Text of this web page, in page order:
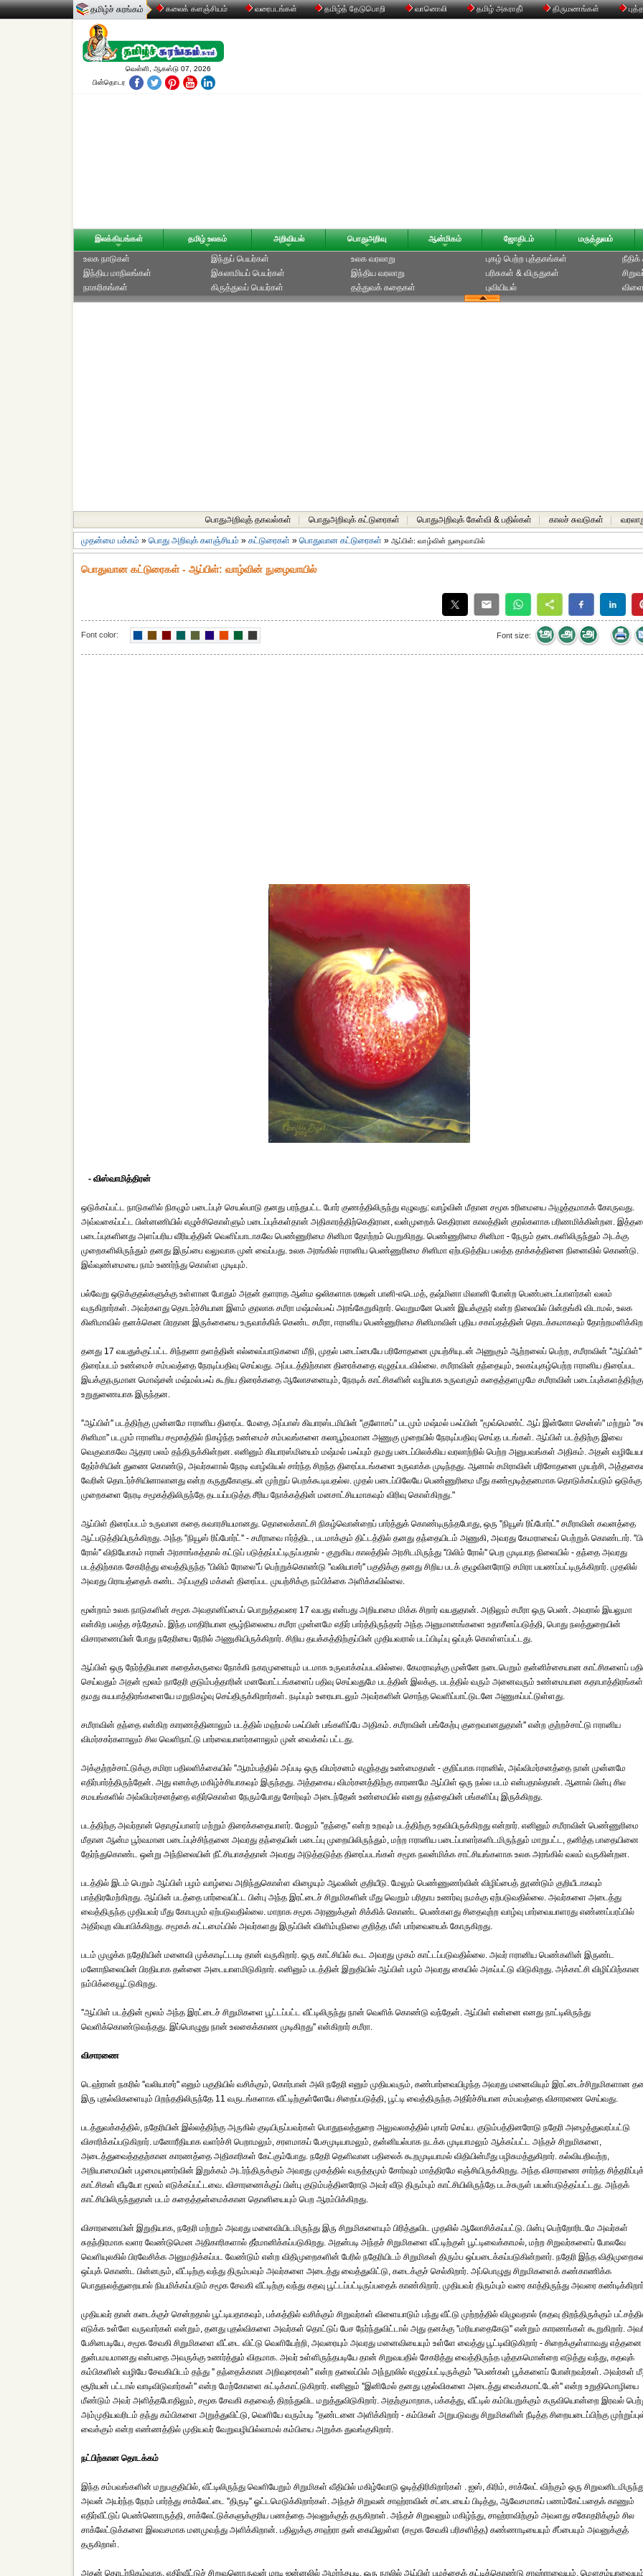
தமிழ்ச் சுரங்கம் கலைக் களஞ்சியம் வரைபடங்கள் தமிழ்த் தேடுபொறி வானொலி தமிழ் அகராதி் திருமணங்கள்
வெள்ளி, ஆகஸ்டு 07, 2026
பின்தொடர
இலக்கியங்கள் தமிழ் உலகம் அறிவியல் பொதுஅறிவு ஆன்மிகம் ஜோதிடம் மருத்துவம்
உலக நாடுகள்
இந்திய மாநிலங்கள்
நாகரிகங்கள்
இந்துப் பெயர்கள்
இசுலாமியப் பெயர்கள்
கிருத்துவப் பெயர்கள்
உலக வரலாறு
இந்திய வரலாறு
தத்துவக் கதைகள்
புகழ் பெற்ற புத்தகங்கள்
பரிசுகள் & விருதுகள்
புவியியல்
பொதுஅறிவுத் தகவல்கள் பொதுஅறிவுக் கட்டுரைகள் பொதுஅறிவுக் கேள்வி & பதில்கள் காலச் சுவடுகள்
முதன்மை பக்கம் » பொது அறிவுக் களஞ்சியம் » கட்டுரைகள் » பொதுவான கட்டுரைகள் » ஆப்பிள்: வாழ்வின் நுழைவாயில்
பொதுவான கட்டுரைகள் - ஆப்பிள்: வாழ்வின் நுழைவாயில்
Font color: Font size:
- விஸ்வாமித்திரன்
ஒடுக்கப்பட்ட நாடுகளில் நிகழும் படைப்புச் செயல்பாடு தனது பரந்துபட்ட போர் குணத்திலிருந்து எழுவது: வாழ்வின் மீதான சமூக உரிமையை அழுத்தமாகக் கோருவது.
அவ்வகைப்பட்ட பின்னணியில் எழுச்சிகொள்ளும் படைப்புக்கள்தான் அதிகாரத்திற்கெதிரான, வன்முறைக் கெதிரான காலத்தின் குரல்களாக பரிணமிக்கின்றன.
படைப்புகளினது அளப்பரிய வீரியத்தின் வெளிப்பாடாகவே பெண்ணுரிமை சினிமா தோற்றம் பெறுகிறது. பெண்ணுரிமை சினிமா - நேரும் தடைகளிலிருந்தும் அடக்கு
முறைகளிலிருந்தும் தனது இருப்பை வலுவாக முன் வைப்பது. உலக அரங்கில் ஈரானிய பெண்ணுரிமை சினிமா ஏற்படுத்திய பலத்த தாக்கத்தினை நினைவில் கொண்டு.
இவ்வுண்மையை நாம் உணர்ந்து கொள்ள முடியும்.
பல்வேறு ஒடுக்குதல்களுக்கு உள்ளான போதும் அதன் தளராத ஆன்ம ஒலிகளாக ரக்ஷன் பானி-எடெமத், தஷ்மினா மிலானி போன்ற பெண்படைப்பாளர்கள் வலம்
வருகிறார்கள். அவர்களது தொடர்ச்சியான இளம் குரலாக சமீரா மஷ்மல்பஃப் அரங்கேறுகிறார். வெறுமனே பெண் இயக்குநர் என்ற நிலையில் பின்தங்கி விடாமல், உலக
கினிமாவில் தனக்கென பிரதான இருக்கையை உருவாக்கிக் கெண்ட சமீரா, ஈரானிய பெண்ணுரிமை சினிமாவின் புதிய சகாப்தத்தின் தொடக்கமாகவும்
தனது 17 வயதுக்குட்பட்ட சிந்தனா தளத்தின் எல்லைப்பாடுகளை மீறி, முதல் படைப்பையே பரிசோதனை முயற்சியுடன் அணுகும் ஆற்றலைப் பெற்ற, சமீராவின் ''ஆப்பிள்''
திரைப்படம் உண்மைச் சம்பவத்தை நேரடிப்பதிவு செய்வது. அப்படத்திற்கான திரைக்கதை எழுதப்படவில்லை. சமீராவின் தந்தையும், உலகப்புகழ்பெற்ற ஈரானிய திரைப்பட
இயக்குநருமான மொஷ்சன் மஷ்மல்பஃப் கூறிய திரைக்கதை ஆலோசனையும், நேரடிக் காட்சிகளின் வழியாக உருவாகும் கதைத்தளமுமே சமீராவின் படைப்புக்களத்திற்கு
உறுதுணையாக இருந்தன.
''ஆப்பிள்'' படத்திற்கு முன்னமே ஈரானிய திரைப்ட மேதை அப்பாஸ் கியாரஸ்டமியின் ''குளோசப்'' படமும் மஷ்மல் பஃப்பின் ''மூவ்மெண்ட் ஆப் இன்னோ சென்ஸ்" மற்றும்
சினிமா'' படமும் ஈரானிய சமூகத்தில் நிகழ்ந்த உண்மைச் சம்பவங்களை கலாபூர்வமான அணுகு முறையில் நேரடிப்பதிவு செய்த படங்கள். ஆப்பிள் படத்திற்கு இவை
வெகுவாகவே ஆதார பலம் தந்திருக்கின்றன. எனினும் கியாரஸ்மியைம் மஷ்மல் பஃப்பும் தமது படைப்பிலக்கிய வரலாற்றில் பெற்ற அனுபவங்கள் அதிகம். அதன்
தேர்ச்சியின் துணை கொண்டு, அவர்களால் நேரடி வாழ்வியல் சார்ந்த சிறந்த திரைப்படங்களை உருவாக்க முடிந்தது. ஆனால் சமிராவின் பரிசோதனை முயற்சி,
வேரின் தொடர்ச்சியினாலானது என்ற கருதுகோளுடன் முற்றுப் பெறக்கூடியதல்ல. முதல் படைப்பிலேயே பெண்ணுரிமை மீது கண்மூடித்தனமாக தொடுக்கப்படும் ஒடுக்கு
முறைகளை நேரடி சமூகத்திலிருந்தே தடயப்படுத்த சீரிய நோக்கத்தின் மனசாட்சியமாகவும் விரிவு கொள்கிறது."
ஆப்பிள் திரைப்படம் உருவான கதை சுவாரசியமானது. தொலைக்காட்சி நிகழ்வொன்றைப் பார்த்துக் கொண்டிருந்தபோது, ஒரு ''நியூஸ் ரிப்போர்ட்'' சமீராவின் கவனத்தை
ஆட்படுத்தியிருக்கிறது. அந்த ''நியூஸ் ரிப்போர்ட்'' - சமீராவை ஈர்த்திட, படமாக்கும் திட்டத்தில் தனது தந்தையிடம் அணுகி, அவரது கேமராவைப் பெற்றுக் கொண்டார்.
ரோல்'' விநியோகம் ஈரான் அரசாங்கத்தால் கட்டுப் படுத்தப்பட்டிருப்பதால் - குறுகிய காலத்தில் அரசிடமிருந்து ''பிலிம் ரோல்'' பெற முடியாத நிலையில் - தந்தை அவரது
படத்திற்காக சேகரித்து வைத்திருந்த ''பிலிம் ரோலை''ப் பெற்றுக்கொண்டு ''வலியாசர்'' பகுதிக்கு தனது சிறிய படக் குழுவினரோடு சமிரா பயணப்பட்டிருக்கிறார். முதலில்
அவரது பிராயத்தைக் கண்ட அப்பகுதி மக்கள் திரைப்பட முயற்சிக்கு நம்பிக்கை அளிக்கவில்லை.
மூன்றாம் உலக நாடுகளின் சமூக அவதானிப்பைப் பொறுத்தவரை 17 வயது என்பது அறியாமை மிக்க சிறார் வயதுதான். அதிலும் சமீரா ஒரு பெண். அவரால் இயலுமா
என்கிற பலத்த சந்தேகம். இந்த மாதிரியான சூழ்நிலையை சமீரா முன்னமே எதிர் பார்த்திருந்தார் அந்த அனுமானங்களை உதாசீனப்படுத்தி, பொது நலத்துறையின்
விசாரணையின் போது நதேரியை நேரில் அணுகியிருக்கிறார். சிறிய தயக்கத்திற்குப்பின் முதியவரால் படப்பிடிப்பு ஒப்புக் கொள்ளப்பட்டது.
ஆப்பிள் ஒரு நேர்த்தியான கதைக்கருவை நோக்கி நகரமுனையும் படமாக உருவாக்கப்படவில்லை. கேமராவுக்கு முன்னே நடைபெறும் தன்னிச்சையான காட்சிகளைப்
செய்வதும் அதன் மூலம் நாதேரி குடும்பத்தாரின் மனவோட்டங்களைப் பதிவு செய்வதுமே படத்தின் இலக்கு. படத்தில் வரும் அனைவரும் உண்மையான
தமது சுயபாத்திரங்களையே மறுநிகழ்வு செய்திருக்கிறார்கள். நடிப்பும் உரையாடலும் அவர்களின் சொந்த வெளிப்பாட்டுடனே அணுகப்பட்டுள்ளது.
சமீராவின் தந்தை என்கிற காரணத்தினாலும் படத்தில் மஹ்மல் பஃப்பின் பங்களிப்பே அதிகம். சமீராவின் பங்கேற்பு குறைவானதுதான்'' என்ற குற்றச்சாட்டு ஈரானிய
விமர்சகர்களாலும் சில வெளிநாட்டு பார்வையாளர்களாலும் முன் வைக்கப் பட்டது.
அக்குற்றச்சாட்டுக்கு சமிரா பதிலளிக்கையில் ''ஆரம்பத்தில் அப்படி ஒரு விமர்சனம் எழுந்தது உண்மைதான் - குறிப்பாக ஈரானில், அவ்விமர்சனத்தை நான் முன்னமே
எதிர்பார்த்திருந்தேன். அது எனக்கு மகிழ்ச்சியாகவும் இருந்தது. அத்தகைய விமர்சனத்திற்கு காரணமே ஆப்பிள் ஒரு நல்ல படம் என்பதால்தான். ஆனால் பின்பு சில
சமயங்களில் அவ்விமர்சனத்தை எதிர்கொள்ள நேரும்போது சோர்வும் அடைந்தேன் உண்மையில் எனது தந்தையின் பங்களிப்பு இருக்கிறது.
படத்திற்கு அவர்தான் தொகுப்பாளர் மற்றும் திரைக்கதையாளர். மேலும் ''தந்தை'' என்ற உறவும் படத்திற்கு உதவியிருக்கிறது என்றார். எனினும் சமீராவின் பெண்ணுரிமை
மீதான ஆன்ம பூர்வமான படைப்புச்சிந்தனை அவரது தந்தையின் படைப்பு முறையிலிருந்தும், மற்ற ஈரானிய படைப்பாளர்களிடமிருந்தும் மாறுபட்ட, தனித்த பாதையினை
தேர்ந்துகொண்ட ஒன்று அந்நிலையின் நீட்சியாகத்தான் அவரது அடுத்தடுத்த திரைப்படங்கள் சமூக நலன்மிக்க சாட்சியங்களாக உலக அரங்கில் வலம் வருகின்றன.
படத்தில் இடம் பெறும் ஆப்பிள் பழம் வாழ்வை அறிந்துகொள்ள விழையும் ஆவலின் குறியீடு. மேலும் பெண்ணுணர்வின் விழிப்பைத் தூண்டும் குறியீடாகவும்
பாத்திரமேற்கிறது. ஆப்பின் படத்தை பார்வையிட்ட பின்பு அந்த இரட்டைச் சிறுமிகளின் மீது வெறும் பரிதாப உணர்வு நமக்கு ஏற்படுவதில்லை. அவர்களை அடைத்து
வைத்திருந்த முதியவர் மீது கோபமும் ஏற்படுவதில்லை. மாறாக சமூக அரணுக்குள் சிக்கிக் கொண்ட பெண்களது சிதைவுற்ற வாழ்வு பார்வையாளரது எண்ணப்பரப்பில்
அதிர்வுற வியாபிக்கிறது. சமூகக் கட்டமைப்பில் அவர்களது இருப்பின் விளிம்புநிலை குறித்த மீள் பார்வையைக் கோருகிறது.
படம் முழுக்க நதேரியின் மனைவி முக்காடிட்டபடி தான் வருகிறார். ஒரு காட்சியில் கூட அவரது முகம் காட்டப்படுவதில்லை. அவர் ஈரானிய பெண்களின் இருண்ட
மனோநிலையின் பிரதியாக தன்னை அடையாளமிடுகிறார். எனினும் படத்தின் இறுதியில் ஆப்பிள் பழம் அவரது கையில் அகப்பட்டு விடுகிறது. அக்காட்சி விழிப்பிற்கான
நம்பிக்கையூட்டுகிறது.
''ஆப்பிள் படத்தின் மூலம் அந்த இரட்டைச் சிறுமிகளை பூட்டப்பட்ட வீட்டிலிருந்து நான் வெளிக் கொண்டு வந்தேன். ஆப்பிள் என்னை எனது நாட்டிலிருந்து
வெளிக்கொண்டுவந்தது. இப்பொழுது நான் உலகைக்காண முடிகிறது'' என்கிறார் சமீரா.
விசாரணை
டெஹ்ரான் நகரில் ''வலியாசர்'' எனும் பகுதியில் வசிக்கும், கொர்பான் அலி நதேரி எனும் முதியவரும், கண்பார்வையிழந்த அவரது மனைவியும் இரட்டைச்சிறுமிகளான
இரு புதல்விகளையும் பிறந்ததிலிருந்தே 11 வருடங்களாக வீட்டிற்குள்ளேயே சிறைப்படுத்தி, பூட்டி வைத்திருந்த அதிர்ச்சியான சம்பவத்தை விசாரணை செய்வது.
படத்துவக்கத்தில், நதேரியின் இல்லத்திற்கு அருகில் குடியிருப்பவர்கள் பொதுநலத்துறை அலுவலகத்தில் புகார் செய்ய. குடும்பத்தினரோடு நதேரி அழைத்துவரப்பட்டு
விசாரிக்கப்படுகிறார். மனோரீதியாக வளர்ச்சி பெறாமலும், சரளமாகப் பேசமுடியாமலும், தன்னியல்பாக நடக்க முடியாமலும் ஆக்கப்பட்ட அந்தச் சிறுமிகளை,
அடைத்துவைத்ததற்கான காரணத்தை அதிகாரிகள் கேட்கும்போது. நதேரி தெளிவான பதிலைக் கூறமுடியாமல் விதியின்மீது பழிசுமத்துகிறார். கல்வியறிவற்ற,
அறியாமையின் பழமையுணர்வின் இறுக்கம் அடர்ந்திருக்கும் அவரது முகத்தில் வருத்தமும் சோர்வும் மாத்திரமே எஞ்சியிருக்கிறது. அந்த விசாரணை சார்ந்த
காட்சிகள் வீடியோ மூலம் எடுக்கப்பட்டவை. விசாரணைக்குப் பின்பு குடும்பத்தினரோடு அவர் வீடு திரும்பும் காட்சியிலிருந்தே படச்சுருள் பயன்படுத்தப்பட்டது. அந்தக்
காட்சியிலிருந்துதான் படம் கதைத்தன்மைக்கான தொனியையும் பெற ஆரம்பிக்கிறது.
விசாரணையின் இறுதியாக, நதேரி மற்றும் அவரது மனைவியிடமிருந்து இரு சிறுமிகளையும் பிரித்துவிட முதலில் ஆலோசிக்கப்பட்டு. பின்பு பெற்றோரிடமே அவர்கள்
சுதந்திரமாக வளர வேண்டுமென அதிகாரிகளால் தீர்மானிக்கப்படுகிறது. அதன்படி அந்தச் சிறுமிகளை வீட்டிற்குள் பூட்டிவைக்காமல், மற்ற சிறுவர்களைப் போலவே
வெளியுலகில் பிரவேசிக்க அனுமதிக்கப்பட வேண்டும் என்ற விதிமுறைகளின் பேரில் நதேரியிடம் சிறுமிகள் திரும்ப ஒப்படைக்கப்படுகின்றனர். நதேரி இந்த
ஒப்புக் கொண்ட பின்னரும், வீட்டிற்கு வந்து திரும்பவும் அவர்களை அடைத்து வைத்துவிட்டு, கடைக்குச் செல்கிறார். அப்பொழுது சிறுமிகளைக் கண்காணிக்க
பொதுநலத்துறையால் நியமிக்கப்படும் சமூக சேவகி வீட்டிற்கு வந்து கதவு பூட்டப்பட்டிருப்பதைக் காண்கிறார். முதியவர் திரும்பும் வரை காத்திருந்து அவரை
முதியவர் தான் கடைக்குச் சென்றதால் பூட்டியதாகவும், பக்கத்தில் வசிக்கும் சிறுவர்கள் விளையாடும் பந்து வீட்டு முற்றத்தில் விழுவதால் (கதவு திறந்திருக்கும்
எடுக்க உள்ளே வருவார்கள் என்றும், தனது புதல்விகளை அவர்கள் தொட்டுப் பேச நேர்ந்துவிட்டால் அது தனக்கு ''மரியாதைகேடு'' என்றும் காரணங்கள் கூறுகிறார்.
பேசினபடியே, சமூக சேவகி சிறுமிகளை வீட்டை விட்டு வெளியேற்றி, அவரையும் அவரது மனைவியையும் உள்ளே வைத்து பூட்டிவிடுகிறார் - சிறைக்குள்ளாவது எத்தனை
துன்பமயமானது என்பதை அவருக்கு உணர்த்தும் விதமாக. அவர் உள்ளிருந்தபடியே தான் சிறுவயதில் சேகரித்து வைத்திருந்த புத்தகமொன்றை எடுத்து வந்து, கதவுக்
கம்பிகளின் வழியே சேவகியிடம் தந்து '' தந்தைக்கான அறிவுரைகள்'' என்ற தலைப்பில் அந்நூலில் எழுதப்பட்டிருக்கும் ''பெண்கள் பூக்களைப் போன்றவர்கள். அவர்கள்
சூரியன் பட்டால் வாடிவிடுவார்கள்'' என்ற மேற்கோளை சுட்டிக்காட்டுகிறார். எனினும் ''இனிமேல் தனது புதல்விகளை அடைத்து வைக்கமாட்டேன்'' என்ற உறுதிமொழியை
மீண்டும் அவர் அளித்தபோதிலும், சமூக சேவகி கதவைத் திறந்துவிட மறுத்துவிடுகிறார். அதற்குமாறாக, பக்கத்து, வீட்டில் கம்பியறுக்கும் கருவியொன்றை இரவல்
அம்முதியவரிடம் தந்து கம்பிகளை அறுத்துவிட்டு, வெளியே வரும்படி ''தண்டனை அளிக்கிறார் - கம்பிகள் அறுபடுவது சிறுமிகளின் நீடித்த சிறையடைப்பிற்கு
வைக்கும் என்ற எண்ணத்தில் முதியவர் வேறுவழியில்லாமல் கம்பியை அறுக்க துவங்குகிறார்.
நட்பிற்கான தொடக்கம்
இந்த சம்பவங்களின் மறுபகுதியில், வீட்டிலிருந்து வெளியேறும் சிறுமிகள் வீதியில் மகிழ்வோடு ஓடித்திரிகிறார்கள் . ஐஸ், கிரிம், சாக்லேட் விற்கும் ஒரு
அவன் அயர்ந்த நேரம் பார்த்து சாக்லேட்டை ''திருடி'' ஓட்டமெடுக்கிறார்கள். அந்தச் சிறுவன் சாஹ்ராவின் சட்டையைப் பிடித்து, ஆவேசமாகப் பணம்கேட்பதைக் காணும்
எதிர்வீட்டுப் பெண்ணொருத்தி, சாக்லேட்டுக்களுக்குரிய பணத்தை அவனுக்குத் தருகிறாள். அந்தச் சிறுவனும் மகிழ்ந்து, சாஹ்ராவிற்கும் அவளது சகோதரிக்கும் சில
சாக்லேட்டுக்களை இலவசமாக மனமுவந்து அளிக்கிறான். பதிலுக்கு சாஹ்ரா தன் கையிலுள்ள (சமூக சேவகி பரிசளித்த) கண்ணாடியையும் சீப்பையும் அவனுக்குத்
தருகிறாள்.
அதன் தொடர்நிகழ்வாக, எதிர்வீட்டுச் சிறுவனொருவன் மாடி ஜன்னலில் அமர்ந்தபடி, ஒரு நூலில் ஆப்பிள் பழத்தைக் கட்டிக்கொண்டு சாஹ்ராவையும்,